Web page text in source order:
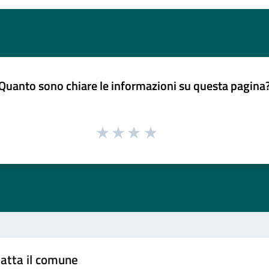
sono chiare le informazioni su questa
il comune